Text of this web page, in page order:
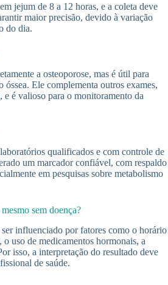
jejum de 8 a 12 horas, e a coleta deve
maior precisão, devido à variação
do dia.
a osteoporose, mas é útil para
óssea. Ele complementa outros exames,
e é valioso para o monitoramento da
qualificados e com controle de
um marcador confiável, com respaldo
em pesquisas sobre metabolismo
sem doença?
influenciado por fatores como o horário
uso de medicamentos hormonais, a
isso, a interpretação do resultado deve
de saúde.